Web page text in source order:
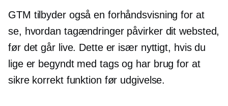
GTM tilbyder også en forhåndsvisning for at
se, hvordan tagændringer påvirker dit websted,
før det går live. Dette er især nyttigt, hvis du
lige er begyndt med tags og har brug for at
sikre korrekt funktion før udgivelse.